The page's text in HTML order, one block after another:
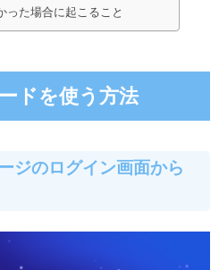
った場合に起こること
ドを使う方法
ジのログイン画面から